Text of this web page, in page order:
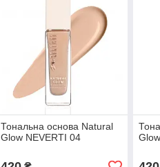
Тональна основа Natural
Glow NEVERTI 04